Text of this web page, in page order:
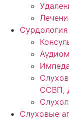
Сурдология
ССВП,
Слуховые